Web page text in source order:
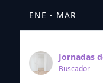
ENE - MAR
Jornadas
Buscador